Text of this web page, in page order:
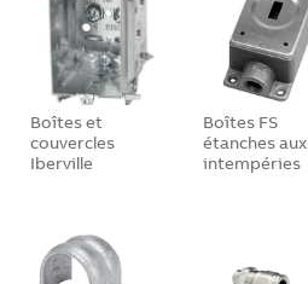
Boîtes et
couvercles
Iberville
Boîtes FS
étanches aux
intempéries